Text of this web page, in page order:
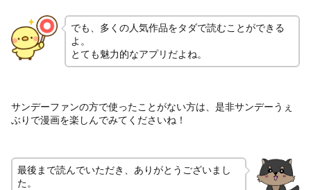
でも、多くの人気作品をタダで読むことができる
よ。
とても魅力的なアプリだよね。
サンデーファンの方で使ったことがない方は、是非サンデーうぇ
ぶりで漫画を楽しんでみてくださいね！
最後まで読んでいただき、ありがとうございまし
た。